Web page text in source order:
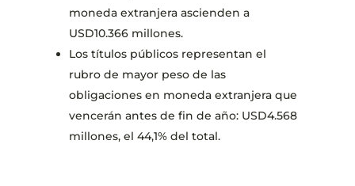
moneda extranjera ascienden a
USD10.366 millones.
Los títulos públicos representan el
rubro de mayor peso de las
obligaciones en moneda extranjera que
vencerán antes de fin de año: USD4.568
millones, el 44,1% del total.